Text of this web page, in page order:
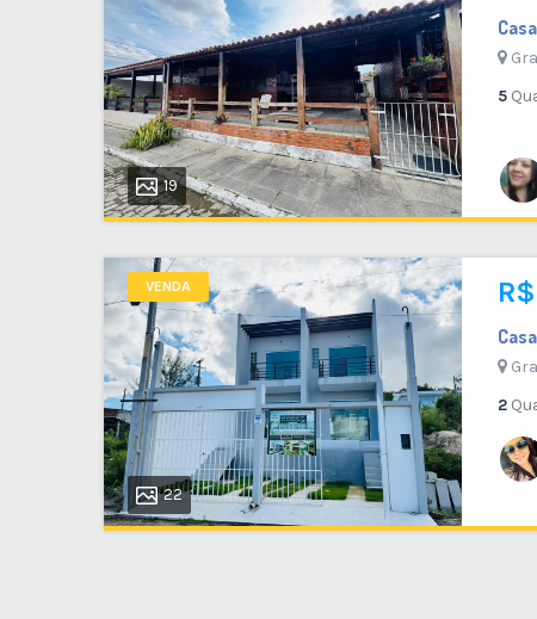
19
5
VENDA
22
2